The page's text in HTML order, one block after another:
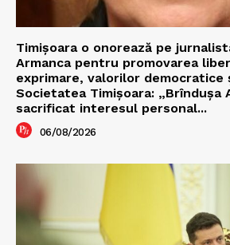
Timișoara o onorează pe
Armanca pentru promovarea
exprimare, valorilor democratice
Societatea Timișoara: „Brîndușa
sacrificat interesul personal...
06/08/2026